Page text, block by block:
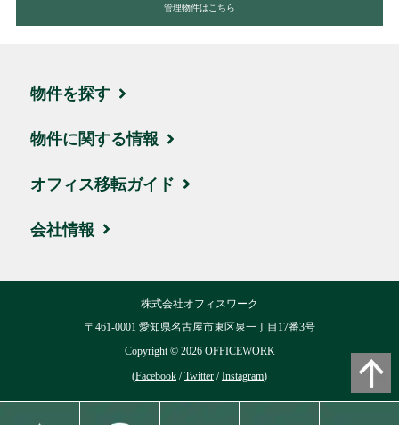
管理物件はこちら
物件を探す
エリア・住所から探す
駅名・沿線から探す
地図から探す
ハイグレード物件
物件に関する情報
ブログ
取引実績・お客様の声
オフィス移転ガイド
お引越しの流れ
移転費用について
よくある質問
会社情報
ブログ
株式会社オフィスワーク
〒461-0001 愛知県名古屋市東区泉一丁目17番3号
Copyright © 2026OFFICEWORK
(Facebook /Twitter /Instagram)